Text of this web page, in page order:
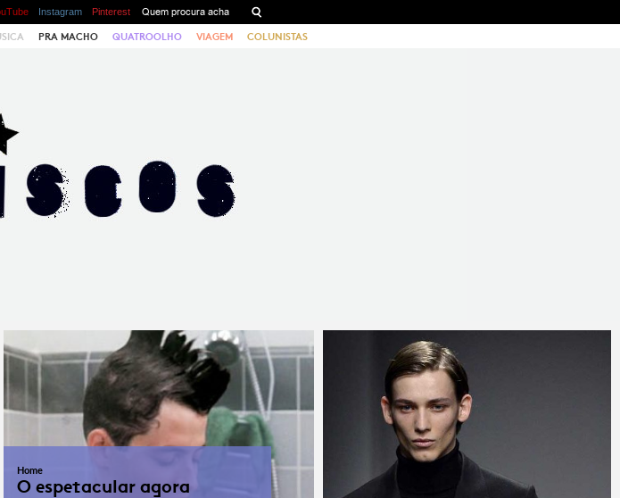
Instagram Pinterest
PRA MACHO QUATROOLHO VIAGEM COLUNISTAS
Home
O espetacular agora